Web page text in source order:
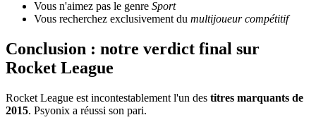
Vous n'aimez pas le genre Sport
Vous recherchez exclusivement du multijoueur compétitif
Conclusion : notre verdict final sur
Rocket League
Rocket League est incontestablement l'un des titres marquants de
2015. Psyonix a réussi son pari.